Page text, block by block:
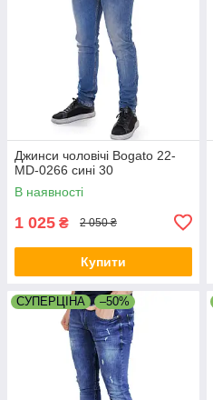
Джинси чоловічі Bogato 22-
MD-0266 сині 30
В наявності
1 025 ₴ 2 050 ₴
Купити
СУПЕРЦІНА –50%